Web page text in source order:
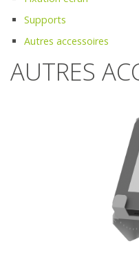
L'entreprise
Contact
Supports
Autres accessoires
AUTRES